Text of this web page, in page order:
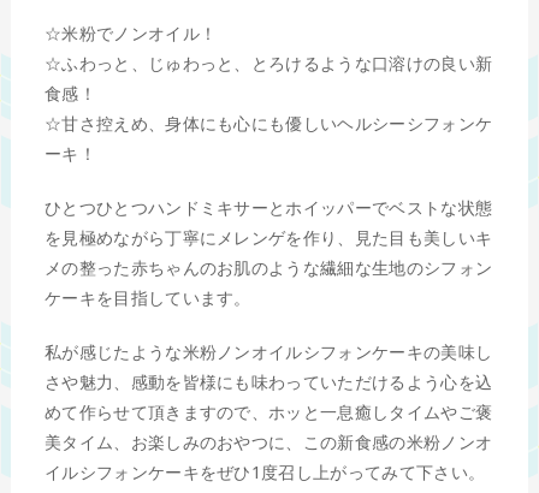
☆米粉でノンオイル！
☆ふわっと、じゅわっと、とろけるような口溶けの良い新
食感！
☆甘さ控えめ、身体にも心にも優しいヘルシーシフォンケ
ーキ！
ひとつひとつハンドミキサーとホイッパーでベストな状態
を見極めながら丁寧にメレンゲを作り、見た目も美しいキ
メの整った赤ちゃんのお肌のような繊細な生地のシフォン
ケーキを目指しています。
私が感じたような米粉ノンオイルシフォンケーキの美味し
さや魅力、感動を皆様にも味わっていただけるよう心を込
めて作らせて頂きますので、ホッと一息癒しタイムやご褒
美タイム、お楽しみのおやつに、この新食感の米粉ノンオ
イルシフォンケーキをぜひ1度召し上がってみて下さい。